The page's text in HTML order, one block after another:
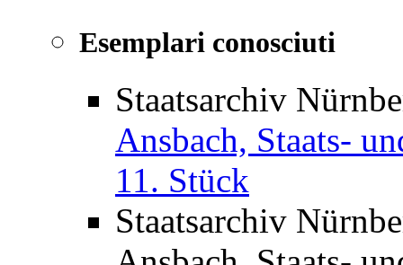
Esemplari conosciuti
Staatsarchiv
Ansbach, Staats-
11. Stück
Staatsarchiv